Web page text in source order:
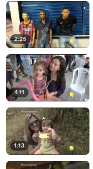
2:25
4:11
1:13